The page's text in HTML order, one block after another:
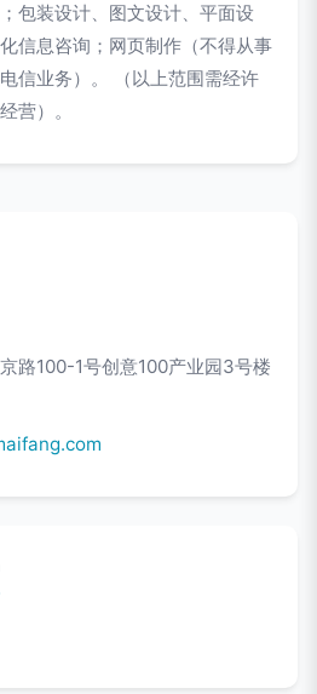
包装设计、图文设计、平面设
信息咨询；网页制作（不得从事
信业务）。 （以上范围需经许
营）。
路100-1号创意100产业园3号楼